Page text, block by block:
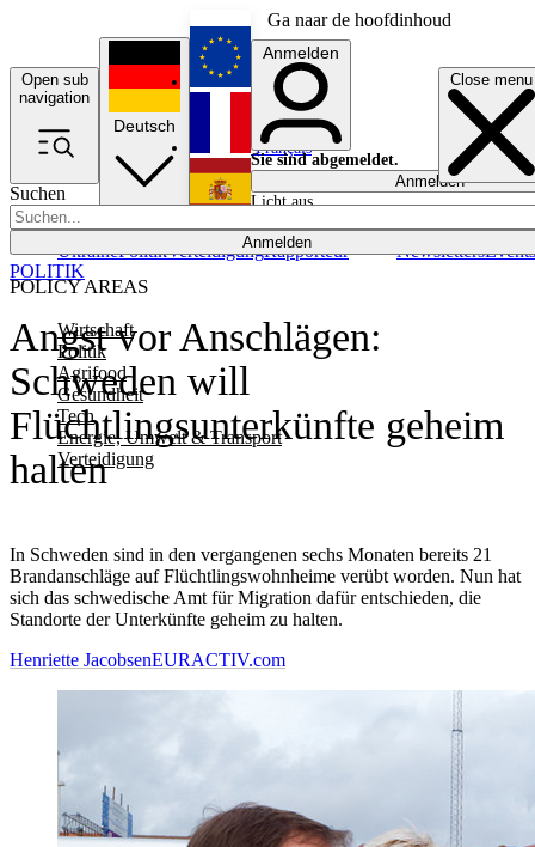
Ga naar de hoofdinhoud
Open sub
navigation
Close menu
Suchen
Anmelden
POLICY AREAS
Wirtschaft
Politik
Agrifood
Gesundheit
Tech
Energie, Umwelt & Transport
Verteidigung
UkrainePolitikVerteidigungRapporteur NewslettersEvents
Deutsch
English
Français
Anmelden
Sie sind abgemeldet.
Anmelden
Licht aus
Angst vor Anschlägen:
Schweden will
Flüchtlingsunterkünfte geheim
halten
In Schweden sind in den vergangenen sechs Monaten bereits 21
Brandanschläge auf Flüchtlingswohnheime verübt worden. Nun hat
sich das schwedische Amt für Migration dafür entschieden, die
Standorte der Unterkünfte geheim zu halten.
POLITIK
Henriette JacobsenEURACTIV.com